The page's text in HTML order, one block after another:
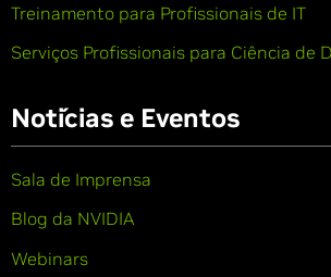
Treinamento para Profissionais de IT
Serviços Profissionais para Ciência de
Notícias e Eventos
Sala de Imprensa
Blog da NVIDIA
Webinars